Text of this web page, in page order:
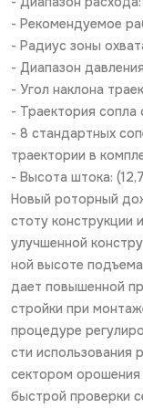
- Рекомендуемое
- Радиус зоны
- Диапазон
- Угол наклона
- Траектория сопла
- 8 стандартных
траектории в
- Высота штока:
Новый роторный
стоту конструкции
улучшенной
ной высоте
дает повышенной
стройки при
процедуре
сти использования
сектором
быстрой проверки